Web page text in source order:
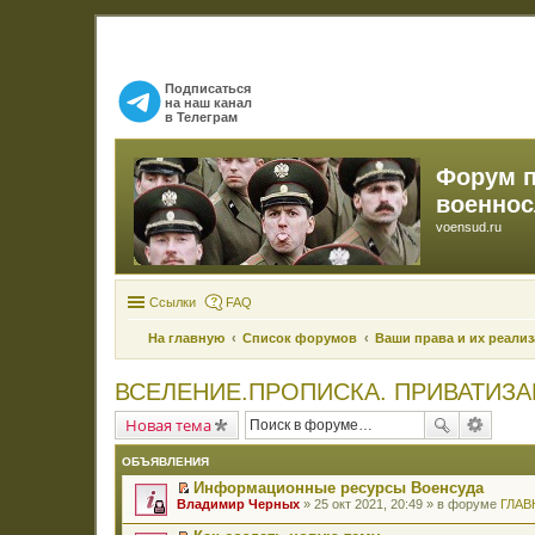
Подписаться
на наш канал
в Телеграм
Форум
voensud.ru
Ссылки FAQ
На главную Список форумов Ваши права и их
ВСЕЛЕНИЕ.ПРОПИСКА.
Новая тема
ОБЪЯВЛЕНИЯ
П
р
Информационные ресурсы Военсуда
Владимир Черных » 25 окт 2021, 20:49 » в форуме